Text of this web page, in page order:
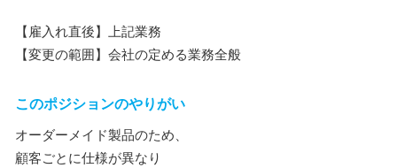
【雇入れ直後】上記業務
【変更の範囲】会社の定める業務全般
このポジションのやりがい
オーダーメイド製品のため、
顧客ごとに仕様が異なり